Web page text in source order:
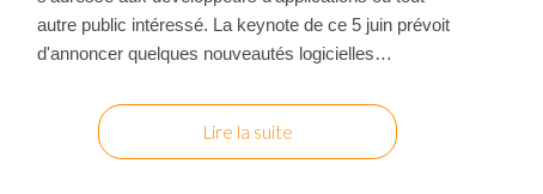
autre public intéressé. La keynote de ce 5 juin prévoit
d'annoncer quelques nouveautés logicielles…
Lire la suite